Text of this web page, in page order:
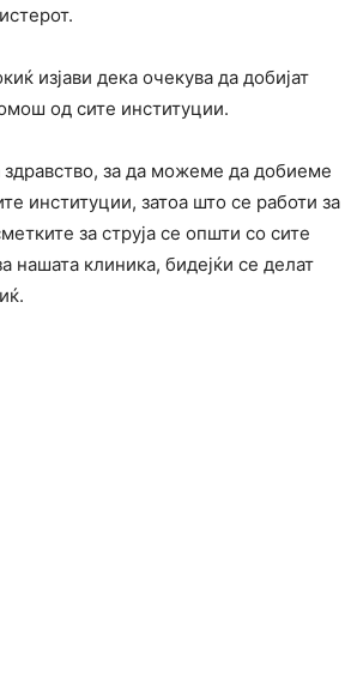
изјави дека очекува да добијат
од сите институции.
за да можеме да добиеме
институции, затоа што се работи за
за струја се општи со сите
нашата клиника, бидејќи се делат